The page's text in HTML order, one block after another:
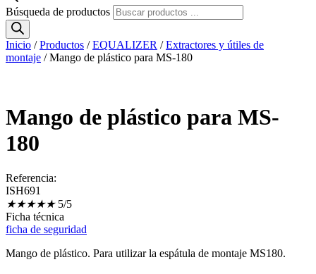
Búsqueda de productos
Inicio /Productos /EQUALIZER /Extractores y útiles de
montaje / Mango de plástico para MS-180
Mango de plástico para MS-
180
Referencia:
ISH691
★★★★★ 5/5
Ficha técnica
ficha de seguridad
Mango de plástico. Para utilizar la espátula de montaje MS180.